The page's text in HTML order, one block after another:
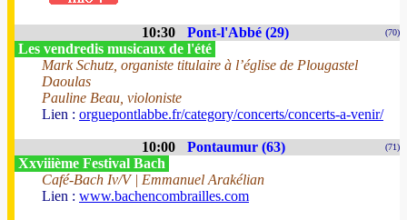
10:30 Pont-l'Abbé (29) (70)
Les vendredis musicaux de l'été
Mark Schutz, organiste titulaire à l’église de Plougastel
Daoulas
Pauline Beau, violoniste
Lien : orguepontlabbe.fr/category/concerts/concerts-a-venir/
10:00 Pontaumur (63) (71)
Xxviiième Festival Bach
Café-Bach Iv/V | Emmanuel Arakélian
Lien : www.bachencombrailles.com